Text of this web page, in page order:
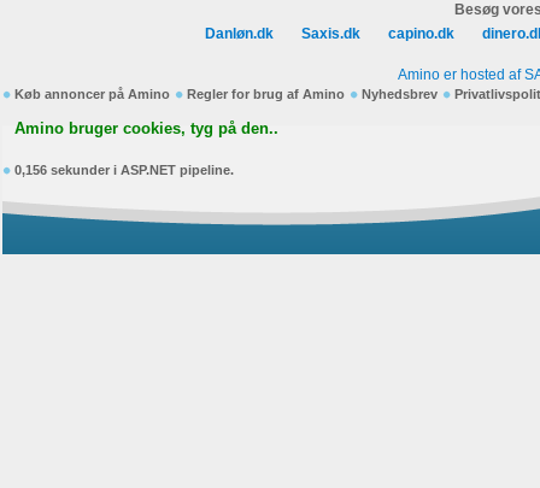
Besøg
Danløn.dk
Saxis.dk capino.dk
Amino er hosted af
Køb annoncer på Amino Regler for brug af Amino Nyhedsbrev
Amino bruger cookies, tyg på den..
0,156 sekunder i ASP.NET pipeline.